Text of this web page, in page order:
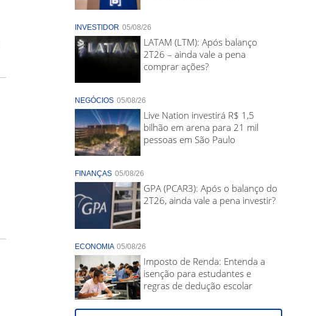
INVESTIDOR 05/08/26
LATAM (LTM): Após balanço
2T26 – ainda vale a pena
comprar ações?
NEGÓCIOS 05/08/26
Live Nation investirá R$ 1,5
bilhão em arena para 21 mil
pessoas em São Paulo
FINANÇAS 05/08/26
GPA (PCAR3): Após o balanço do
2T26, ainda vale a pena investir?
ECONOMIA 05/08/26
Imposto de Renda: Entenda a
isenção para estudantes e
regras de dedução escolar